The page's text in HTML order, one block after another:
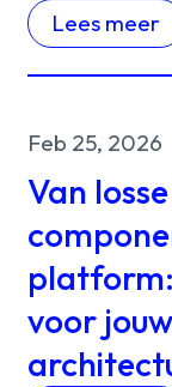
Lees meer
Feb 25, 2026
Van
voor